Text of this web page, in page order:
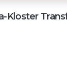
Kloster